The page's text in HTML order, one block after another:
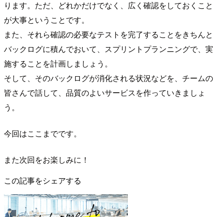
ります。ただ、どれかだけでなく、広く確認をしておくこと
が大事ということです。
また、それら確認の必要なテストを完了することをきちんと
バックログに積んでおいて、スプリントプランニングで、実
施することを計画しましょう。
そして、そのバックログが消化される状況などを、チームの
皆さんで話して、品質のよいサービスを作っていきましょ
う。
今回はここまでです。
また次回をお楽しみに！
この記事をシェアする